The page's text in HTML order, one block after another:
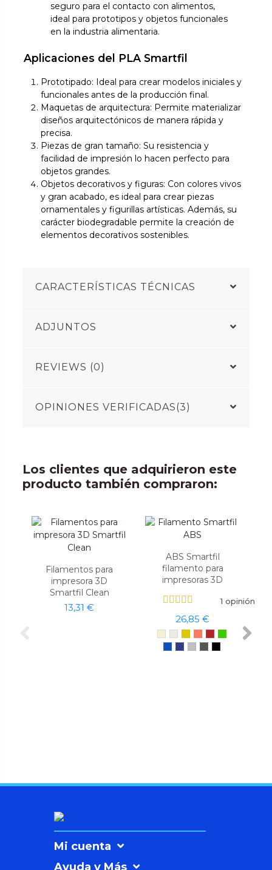
seguro para el contacto con alimentos,
ideal para prototipos y objetos funcionales
en la industria alimentaria.
Aplicaciones del PLA Smartfil
Prototipado: Ideal para crear modelos iniciales y
funcionales antes de la producción final.
Maquetas de arquitectura: Permite materializar
diseños arquitectónicos de manera rápida y
precisa.
Piezas de gran tamaño: Su resistencia y
facilidad de impresión lo hacen perfecto para
objetos grandes.
Objetos decorativos y figuras: Con colores vivos
y gran acabado, es ideal para crear piezas
ornamentales y figurillas artísticas. Además, su
carácter biodegradable permite la creación de
elementos decorativos sostenibles.
CARACTERÍSTICAS TÉCNICAS
ADJUNTOS
REVIEWS (0)
OPINIONES VERIFICADAS(3)
Los clientes que adquirieron este
producto también compraron:
Filamentos para
impresora 3D
Smartfil Clean
13,31 €
ABS Smartfil
filamento para
impresoras 3D
1 opinión
26,85 €
Mi cuenta
Ayuda y Más